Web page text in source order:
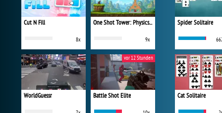
Cut N Fill
8x
One Shot Tower: Physics Destroyer
9x
WorldGuessr Battle Shot Elite
vor 12 Stunden
Spider Solitaire
Cat Solitaire